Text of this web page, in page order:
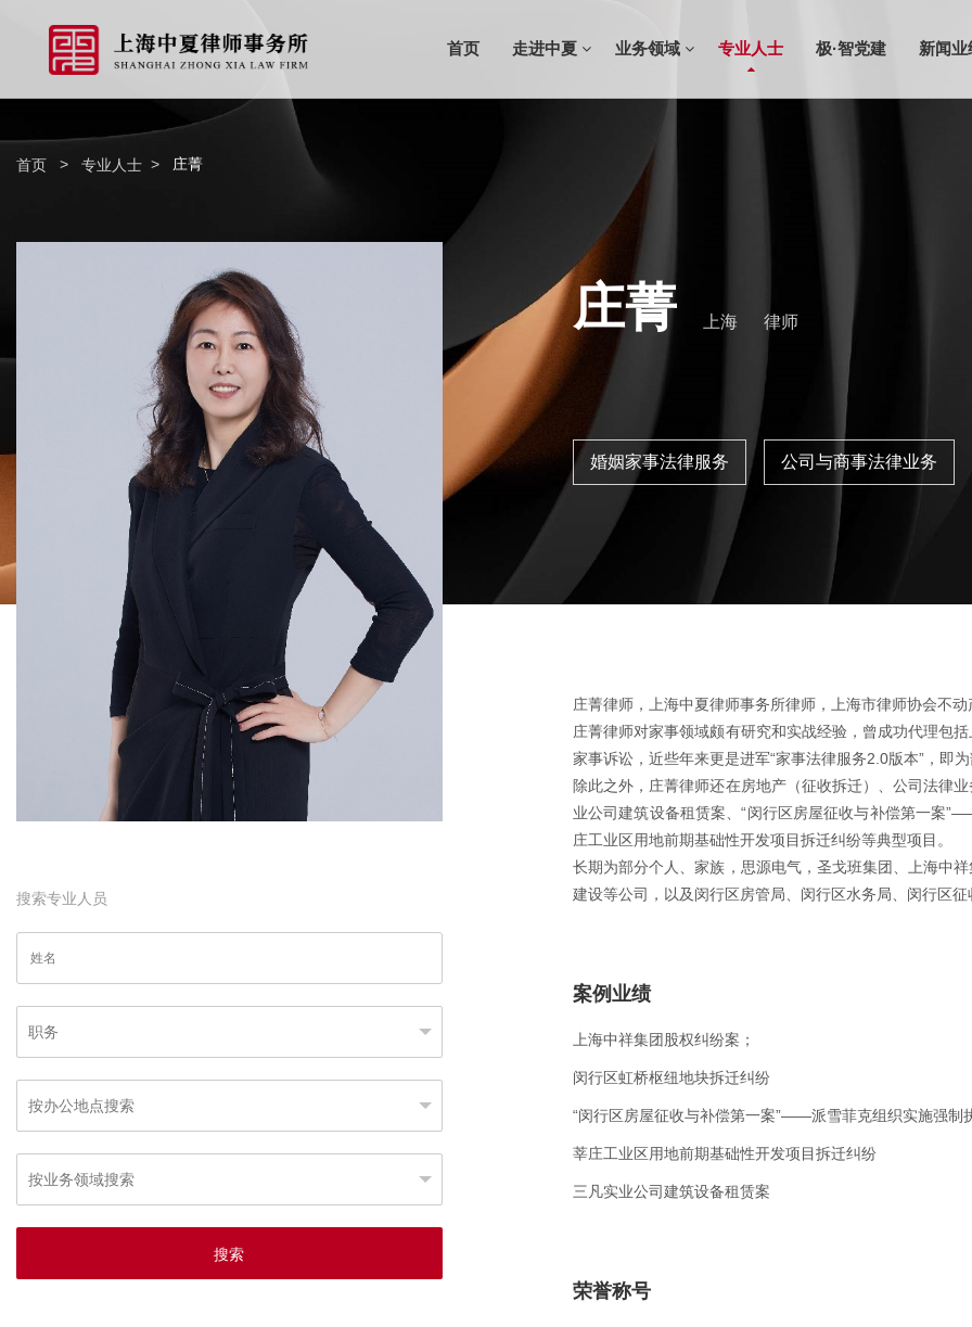
首页 走进中夏 业务领域 专业人士 极·智党建 新闻业
首页 > 专业人士 > 庄菁
搜索专业人员
庄菁 上海 律师
婚姻家事法律服务 公司与商事法律业务
庄菁律师，上海中夏律师事务所律师，上海市律师协会不
庄菁律师对家事领域颇有研究和实战经验，曾成功代理包
家事诉讼，近些年来更是进军“家事法律服务2.0版本”，即
除此之外，庄菁律师还在房地产（征收拆迁）、公司法律
业公司建筑设备租赁案、“闵行区房屋征收与补偿第一案
庄工业区用地前期基础性开发项目拆迁纠纷等典型项目。
长期为部分个人、家族，思源电气，圣戈班集团、上海中
建设等公司，以及闵行区房管局、闵行区水务局、闵行区
案例业绩
上海中祥集团股权纠纷案；
闵行区虹桥枢纽地块拆迁纠纷
“闵行区房屋征收与补偿第一案”——派雪菲克组织实施强制
莘庄工业区用地前期基础性开发项目拆迁纠纷
三凡实业公司建筑设备租赁案
荣誉称号